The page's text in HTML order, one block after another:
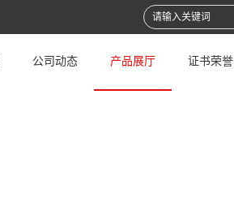
公司动态 产品展厅 证书荣誉